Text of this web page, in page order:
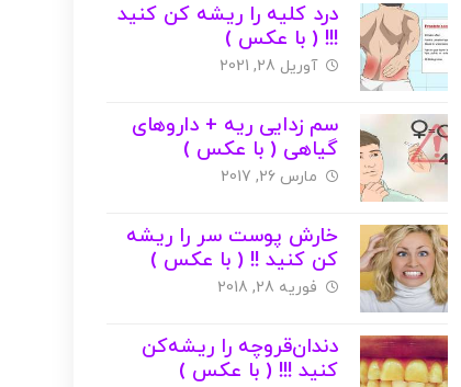
درد کلیه را ریشه کن کنید
!!! ( با عکس )
آوریل 28, 2021
سم زدایی ریه + داروهای
گیاهی ( با عکس )
مارس 26, 2017
خارش پوست سر را ریشه
کن کنید !! ( با عکس )
فوریه 28, 2018
دندان‌قروچه را ریشه‌کن
کنید !!! ( با عکس )